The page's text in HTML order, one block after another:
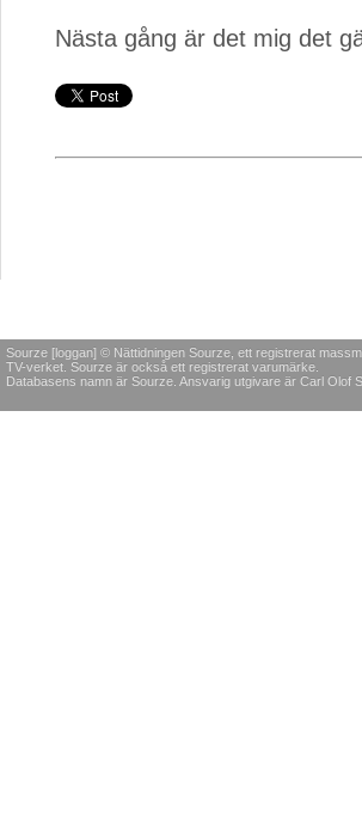
Nästa gång är det mig det
Sourze [loggan] © Nättidningen Sourze, ett registrerat
TV-verket. Sourze är också ett registrerat varumärke.
Databasens namn är Sourze. Ansvarig utgivare är Carl Olof